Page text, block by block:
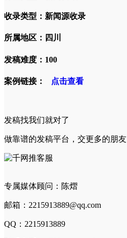
收录类型：新闻源收录
所属地区：四川
发稿难度：100
案例链接： 点击查看
发稿找我们就对了
做靠谱的发稿平台，交更多的朋友
专属媒体顾问：陈熠
邮箱：2215913889@qq.com
QQ：2215913889